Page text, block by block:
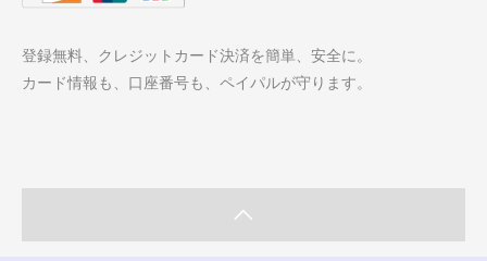
登録無料、クレジットカード決済を簡単、安全に。
カード情報も、口座番号も、ペイパルが守ります。